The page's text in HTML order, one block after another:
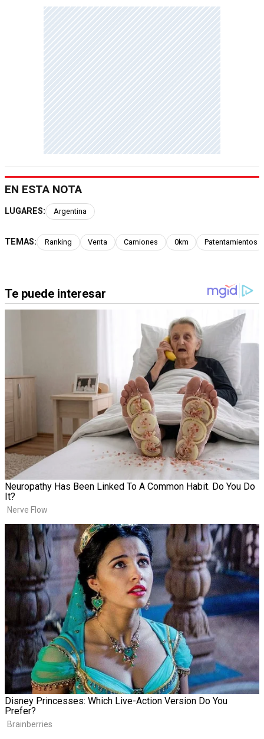
EN ESTA NOTA
LUGARES: Argentina
TEMAS: Ranking Venta Camiones 0km Patentamientos